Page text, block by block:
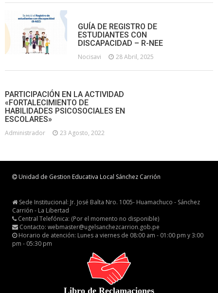
GUÍA DE REGISTRO DE
ESTUDIANTES CON
DISCAPACIDAD – R-NEE
Nocisavi 28 Abril, 2025
PARTICIPACIÓN EN LA ACTIVIDAD
«FORTALECIMIENTO DE
HABILIDADES PSICOSOCIALES EN
ESCOLARES»
Administrador 23 Agosto, 2022
Unidad de Gestion Educativa Local Sánchez Carrión
Sede Institucional: Jr. José Balta Nro. 1005- Huamachuco - Sánchez
Carrión - La Libertad
Central Telefónica: (Por el momento no disponible)
Contacto: webmaster@ugelsanchezcarrion.gob.pe
Horario de atención: Lunes a viernes de 08:00 am - 01:00 pm y 3:00
pm - 05:30 pm
Libro de Reclamaciones